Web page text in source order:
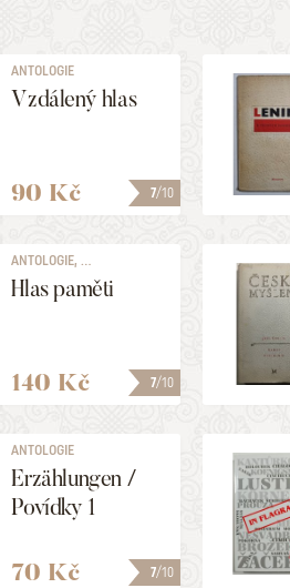
7/10
ANTOLOGIE
Vzdálený hlas
90 Kč
7/10
ANTOLOGIE, ...
Hlas paměti
140 Kč
7/10
ANTOLOGIE
Erzählungen /
Povídky 1
70 Kč